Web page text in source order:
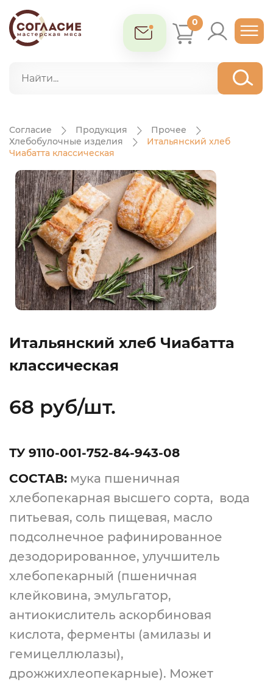
0
Согласие Продукция
Прочее
Хлебобулочные изделия
Итальянский хлеб
Чиабатта классическая
Итальянский хлеб Чиабатта
классическая
68 руб/шт.
ТУ 9110-001-752-84-943-08
СОСТАВ: мука пшеничная
хлебопекарная высшего сорта, вода
питьевая, соль пищевая, масло
подсолнечное рафинированное
дезодорированное, улучшитель
хлебопекарный (пшеничная
клейковина, эмульгатор,
антиокислитель аскорбиновая
кислота, ферменты (амилазы и
гемицеллюлазы),
дрожжихлеопекарные). Может